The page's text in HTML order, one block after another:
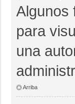
Algunos
para
una
Arriba